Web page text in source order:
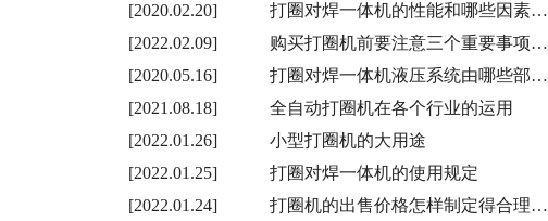
[2020.02.20]
打圈对焊一体机的性能和哪些因素…
[2022.02.09]
购买打圈机前要注意三个重要事项…
[2020.05.16]
打圈对焊一体机液压系统由哪些部…
[2021.08.18]
全自动打圈机在各个行业的运用
[2022.01.26]
小型打圈机的大用途
[2022.01.25]
打圈对焊一体机的使用规定
[2022.01.24]
打圈机的出售价格怎样制定得合理…